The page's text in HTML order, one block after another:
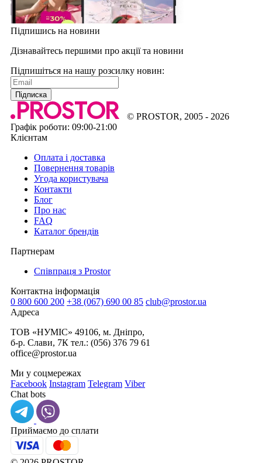
Підпишись на новини
Дізнавайтесь першими про акції та новини
Підпишіться на нашу розсилку новин:
Підписка
© PROSTOR, 2005 - 2026
Графік роботи: 09:00-21:00
Клієнтам
Оплата і доставка
Повернення товарів
Угода користувача
Контакти
Блог
Про нас
FAQ
Каталог брендів
Партнерам
Співпраця з Prostor
Контактна інформація
0 800 600 200 +38 (067) 690 00 85 club@prostor.ua
Адреса
ТОВ «НУМІС» 49106, м. Дніпро,
б-р. Слави, 7К тел.: (056) 376 79 61
office@prostor.ua
Ми у соцмережах
Facebook Instagram Telegram Viber
Chat bots
Приймаємо до cплати